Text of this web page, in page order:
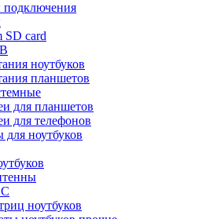
SD card
ноутбуков
планшетов
для планшетов
для телефонов
ноутбуков
ноутбуков